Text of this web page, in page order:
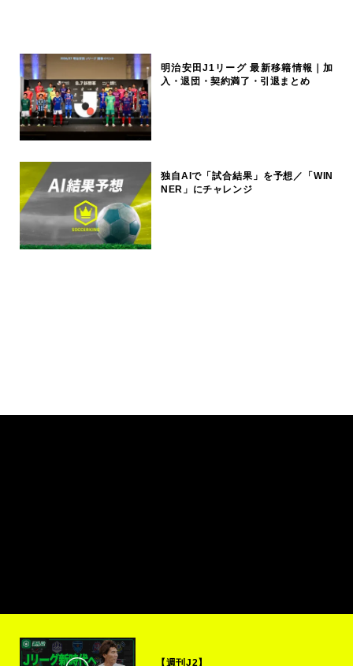
明治安田J1リーグ 最新移籍情報｜加
入・退団・契約満了・引退まとめ
独自AIで「試合結果」を予想／「WIN
NER」にチャレンジ
【週刊J2】